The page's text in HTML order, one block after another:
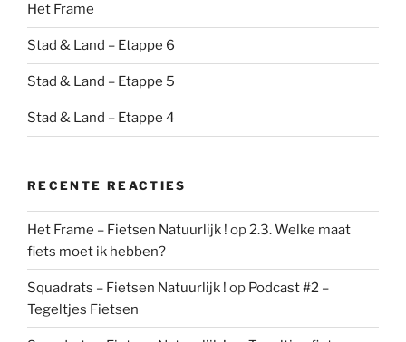
Het Frame
Stad & Land – Etappe 6
Stad & Land – Etappe 5
Stad & Land – Etappe 4
RECENTE REACTIES
Het Frame – Fietsen Natuurlijk ! op2.3. Welke maat
fiets moet ik hebben?
Squadrats – Fietsen Natuurlijk ! op Podcast #2 –
Tegeltjes Fietsen